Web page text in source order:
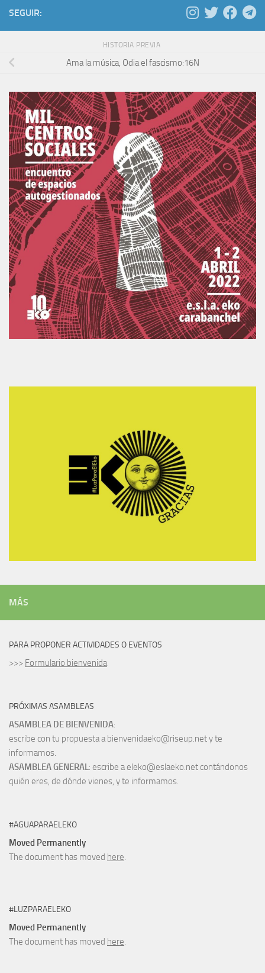
SEGUIR:
HISTORIA PREVIA
Ama la música, Odia el fascismo:16N
MÁS
PARA PROPONER ACTIVIDADES O EVENTOS
>>> Formulario bienvenida
PRÓXIMAS ASAMBLEAS
ASAMBLEA DE BIENVENIDA:
escribe con tu propuesta a bienvenidaeko@riseup.net y te
informamos.
ASAMBLEA GENERAL: escribe a eleko@eslaeko.net contándonos
quién eres, de dónde vienes, y te informamos.
#AGUAPARAELEKO
Moved Permanently
The document has moved here.
#LUZPARAELEKO
Moved Permanently
The document has moved here.